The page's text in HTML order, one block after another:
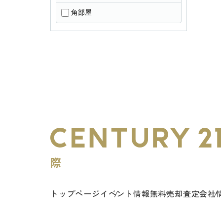
角部屋
トップページイベント情報無料売却査定会社